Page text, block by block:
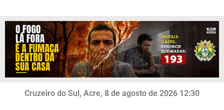
Cruzeiro do Sul, Acre, 8 de agosto de 2026 12:30